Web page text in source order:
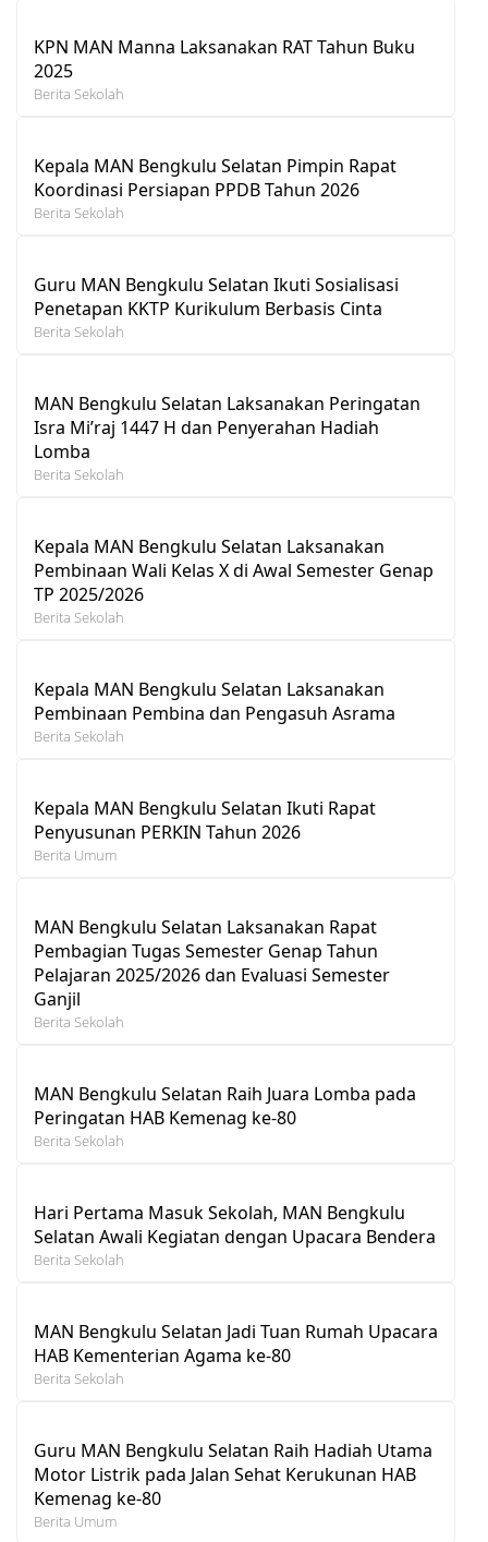
KPN MAN Manna Laksanakan RAT Tahun Buku
2025
Berita Sekolah
Kepala MAN Bengkulu Selatan Pimpin Rapat
Koordinasi Persiapan PPDB Tahun 2026
Berita Sekolah
Guru MAN Bengkulu Selatan Ikuti Sosialisasi
Penetapan KKTP Kurikulum Berbasis Cinta
Berita Sekolah
MAN Bengkulu Selatan Laksanakan Peringatan
Isra Mi’raj 1447 H dan Penyerahan Hadiah
Lomba
Berita Sekolah
Kepala MAN Bengkulu Selatan Laksanakan
Pembinaan Wali Kelas X di Awal Semester Genap
TP 2025/2026
Berita Sekolah
Kepala MAN Bengkulu Selatan Laksanakan
Pembinaan Pembina dan Pengasuh Asrama
Berita Sekolah
Kepala MAN Bengkulu Selatan Ikuti Rapat
Penyusunan PERKIN Tahun 2026
Berita Umum
MAN Bengkulu Selatan Laksanakan Rapat
Pembagian Tugas Semester Genap Tahun
Pelajaran 2025/2026 dan Evaluasi Semester
Ganjil
Berita Sekolah
MAN Bengkulu Selatan Raih Juara Lomba pada
Peringatan HAB Kemenag ke-80
Berita Sekolah
Hari Pertama Masuk Sekolah, MAN Bengkulu
Selatan Awali Kegiatan dengan Upacara Bendera
Berita Sekolah
MAN Bengkulu Selatan Jadi Tuan Rumah Upacara
HAB Kementerian Agama ke-80
Berita Sekolah
Guru MAN Bengkulu Selatan Raih Hadiah Utama
Motor Listrik pada Jalan Sehat Kerukunan HAB
Kemenag ke-80
Berita Umum